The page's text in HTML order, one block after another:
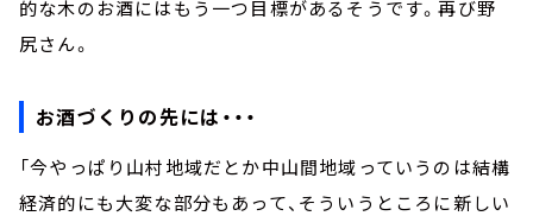
的な木のお酒にはもう一つ目標があるそうです。再び野
尻さん。
お酒づくりの先には・・・
「今やっぱり山村地域だとか中山間地域っていうのは結構
経済的にも大変な部分もあって、そういうところに新しい